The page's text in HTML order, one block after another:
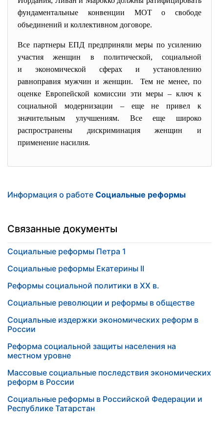
фундаментальные конвенции МОТ о свободе
объединений и коллективном договоре.
Все партнеры ЕПД предприняли меры по усилению
участия женщин в политической, социальной
и экономической сферах и установлению
равноправия мужчин и женщин. Тем не менее, по
оценке Европейской комиссии эти меры – ключ к
социальной модернизации – еще не привел к
значительным улучшениям. Все еще широко
распространены дискриминация женщин и
применение насилия.
Информация о работе Социальные реформы
Связанные документы
Социальные реформы Петра 1
Социальные реформы Екатерины II
Реформы социальной политики в XX в.
Социальные революции и реформы в обществе
Социальные издержки экономических реформ в
России
Реформа социальной защиты населения на
местном уровне
Массовые социальные последствия экономических
реформ в России
Социальные реформы в Российской Федерации и
Республике Татарстан